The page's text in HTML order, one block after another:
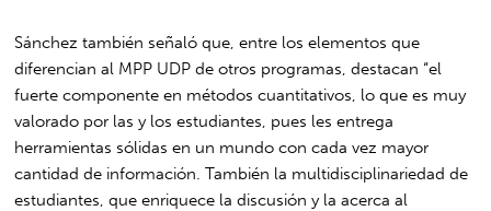
Sánchez también señaló que, entre los elementos que
diferencian al MPP UDP de otros programas, destacan “el
fuerte componente en métodos cuantitativos, lo que es muy
valorado por las y los estudiantes, pues les entrega
herramientas sólidas en un mundo con cada vez mayor
cantidad de información. También la multidisciplinariedad de
estudiantes, que enriquece la discusión y la acerca al